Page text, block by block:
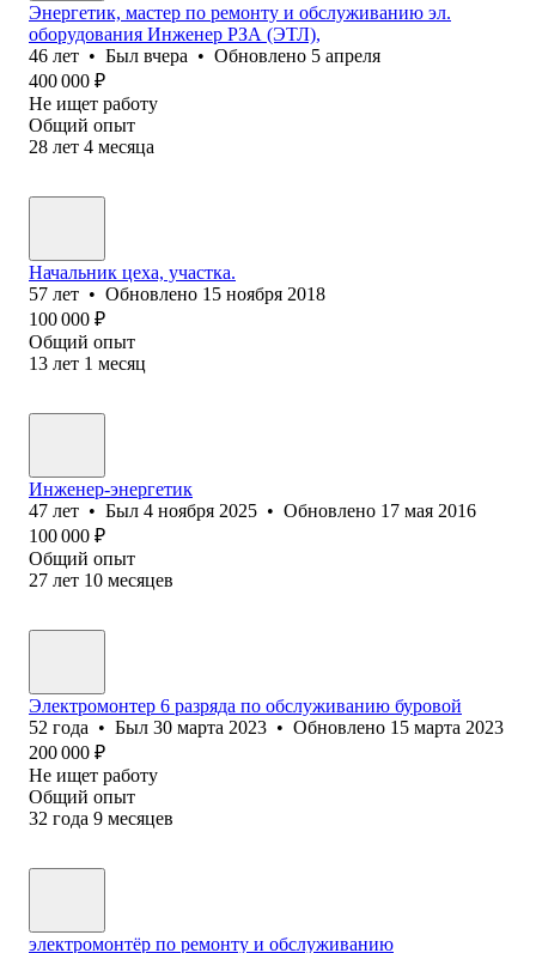
Энергетик, мастер по ремонту и обслуживанию эл.
оборудования Инженер РЗА (ЭТЛ),
46 лет • Был вчера • Обновлено 5 апреля
400 000 ₽
Не ищет работу
Общий опыт
28 лет 4 месяца
Начальник цеха, участка.
57 лет • Обновлено 15 ноября 2018
100 000 ₽
Общий опыт
13 лет 1 месяц
Инженер-энергетик
47 лет • Был 4 ноября 2025 • Обновлено 17 мая 2016
100 000 ₽
Общий опыт
27 лет 10 месяцев
Электромонтер 6 разряда по обслуживанию буровой
52 года • Был 30 марта 2023 • Обновлено 15 марта 2023
200 000 ₽
Не ищет работу
Общий опыт
32 года 9 месяцев
электромонтёр по ремонту и обслуживанию